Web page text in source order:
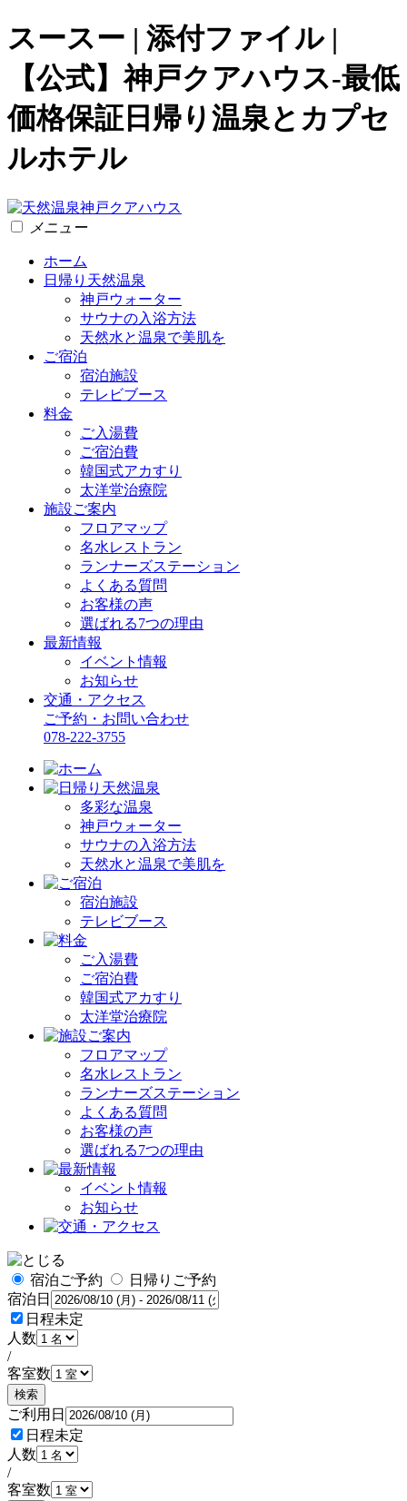
スースー | 添付ファイル |
【公式】神戸クアハウス-最低
価格保証日帰り温泉とカプセ
ルホテル
メニュー
ホーム
日帰り天然温泉
神戸ウォーター
サウナの入浴方法
天然水と温泉で美肌を
ご宿泊
宿泊施設
テレビブース
料金
ご入湯費
ご宿泊費
韓国式アカすり
太洋堂治療院
施設ご案内
フロアマップ
名水レストラン
ランナーズステーション
よくある質問
お客様の声
選ばれる7つの理由
最新情報
イベント情報
お知らせ
交通・アクセス
ご予約・お問い合わせ
078-222-3755
多彩な温泉
神戸ウォーター
サウナの入浴方法
天然水と温泉で美肌を
宿泊施設
テレビブース
ご入湯費
ご宿泊費
韓国式アカすり
太洋堂治療院
フロアマップ
名水レストラン
ランナーズステーション
よくある質問
お客様の声
選ばれる7つの理由
イベント情報
お知らせ
宿泊ご予約
日帰りご予約
宿泊日
日程未定
人数
/
客室数
検索
ご利用日
日程未定
人数
/
客室数